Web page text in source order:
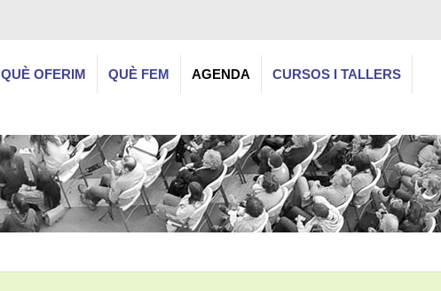
QUÈ OFERIM QUÈ FEM AGENDA CURSOS I TALLERS